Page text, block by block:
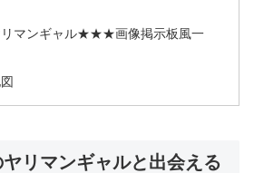
リマンギャル★★★画像掲示板風一
リマンギャルと出会える